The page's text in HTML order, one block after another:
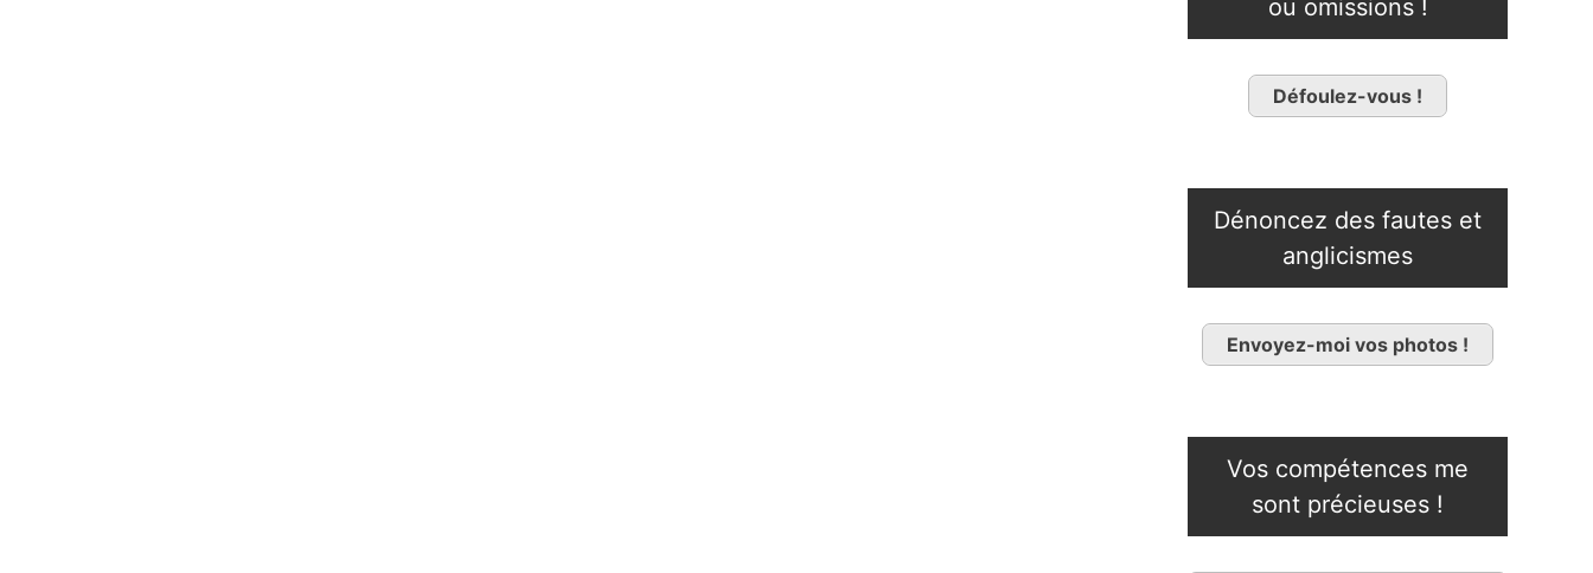
ou omissions !
Défoulez-vous !
Dénoncez des fautes et
anglicismes
Envoyez-moi vos photos !
Vos compétences me
sont précieuses !